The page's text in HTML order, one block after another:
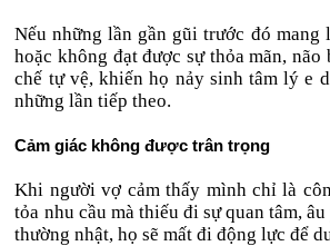
Nếu những lần gần gũi trước đó mang
hoặc không đạt được sự thỏa mãn, não
chế tự vệ, khiến họ nảy sinh tâm lý e
những lần tiếp theo.
Cảm giác không được trân trọng
Khi người vợ cảm thấy mình chỉ là
tỏa nhu cầu mà thiếu đi sự quan tâm,
thường nhật, họ sẽ mất đi động lực để